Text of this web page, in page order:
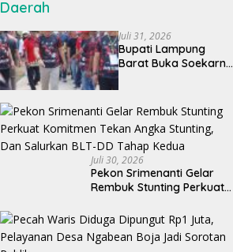
Daerah
Juli 31, 2026
Bupati Lampung
Barat Buka Soekarno
Daerah
Juli 30, 2026
Pekon Srimenanti Gelar
Rembuk Stunting Perkuat
Stunting, Dan Salurkan
BLT-DD Tahap Kedua